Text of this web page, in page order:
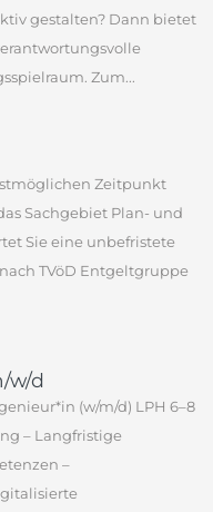
gestalten? Dann bietet
Zum...
Zeitpunkt
Sachgebiet Plan- und
Sie eine unbefristete
TVöD Entgeltgruppe
w/d
(w/m/d) LPH 6–8
– Langfristige
–